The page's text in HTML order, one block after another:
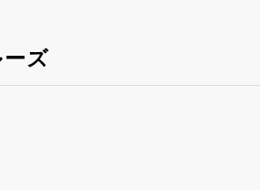
ズ